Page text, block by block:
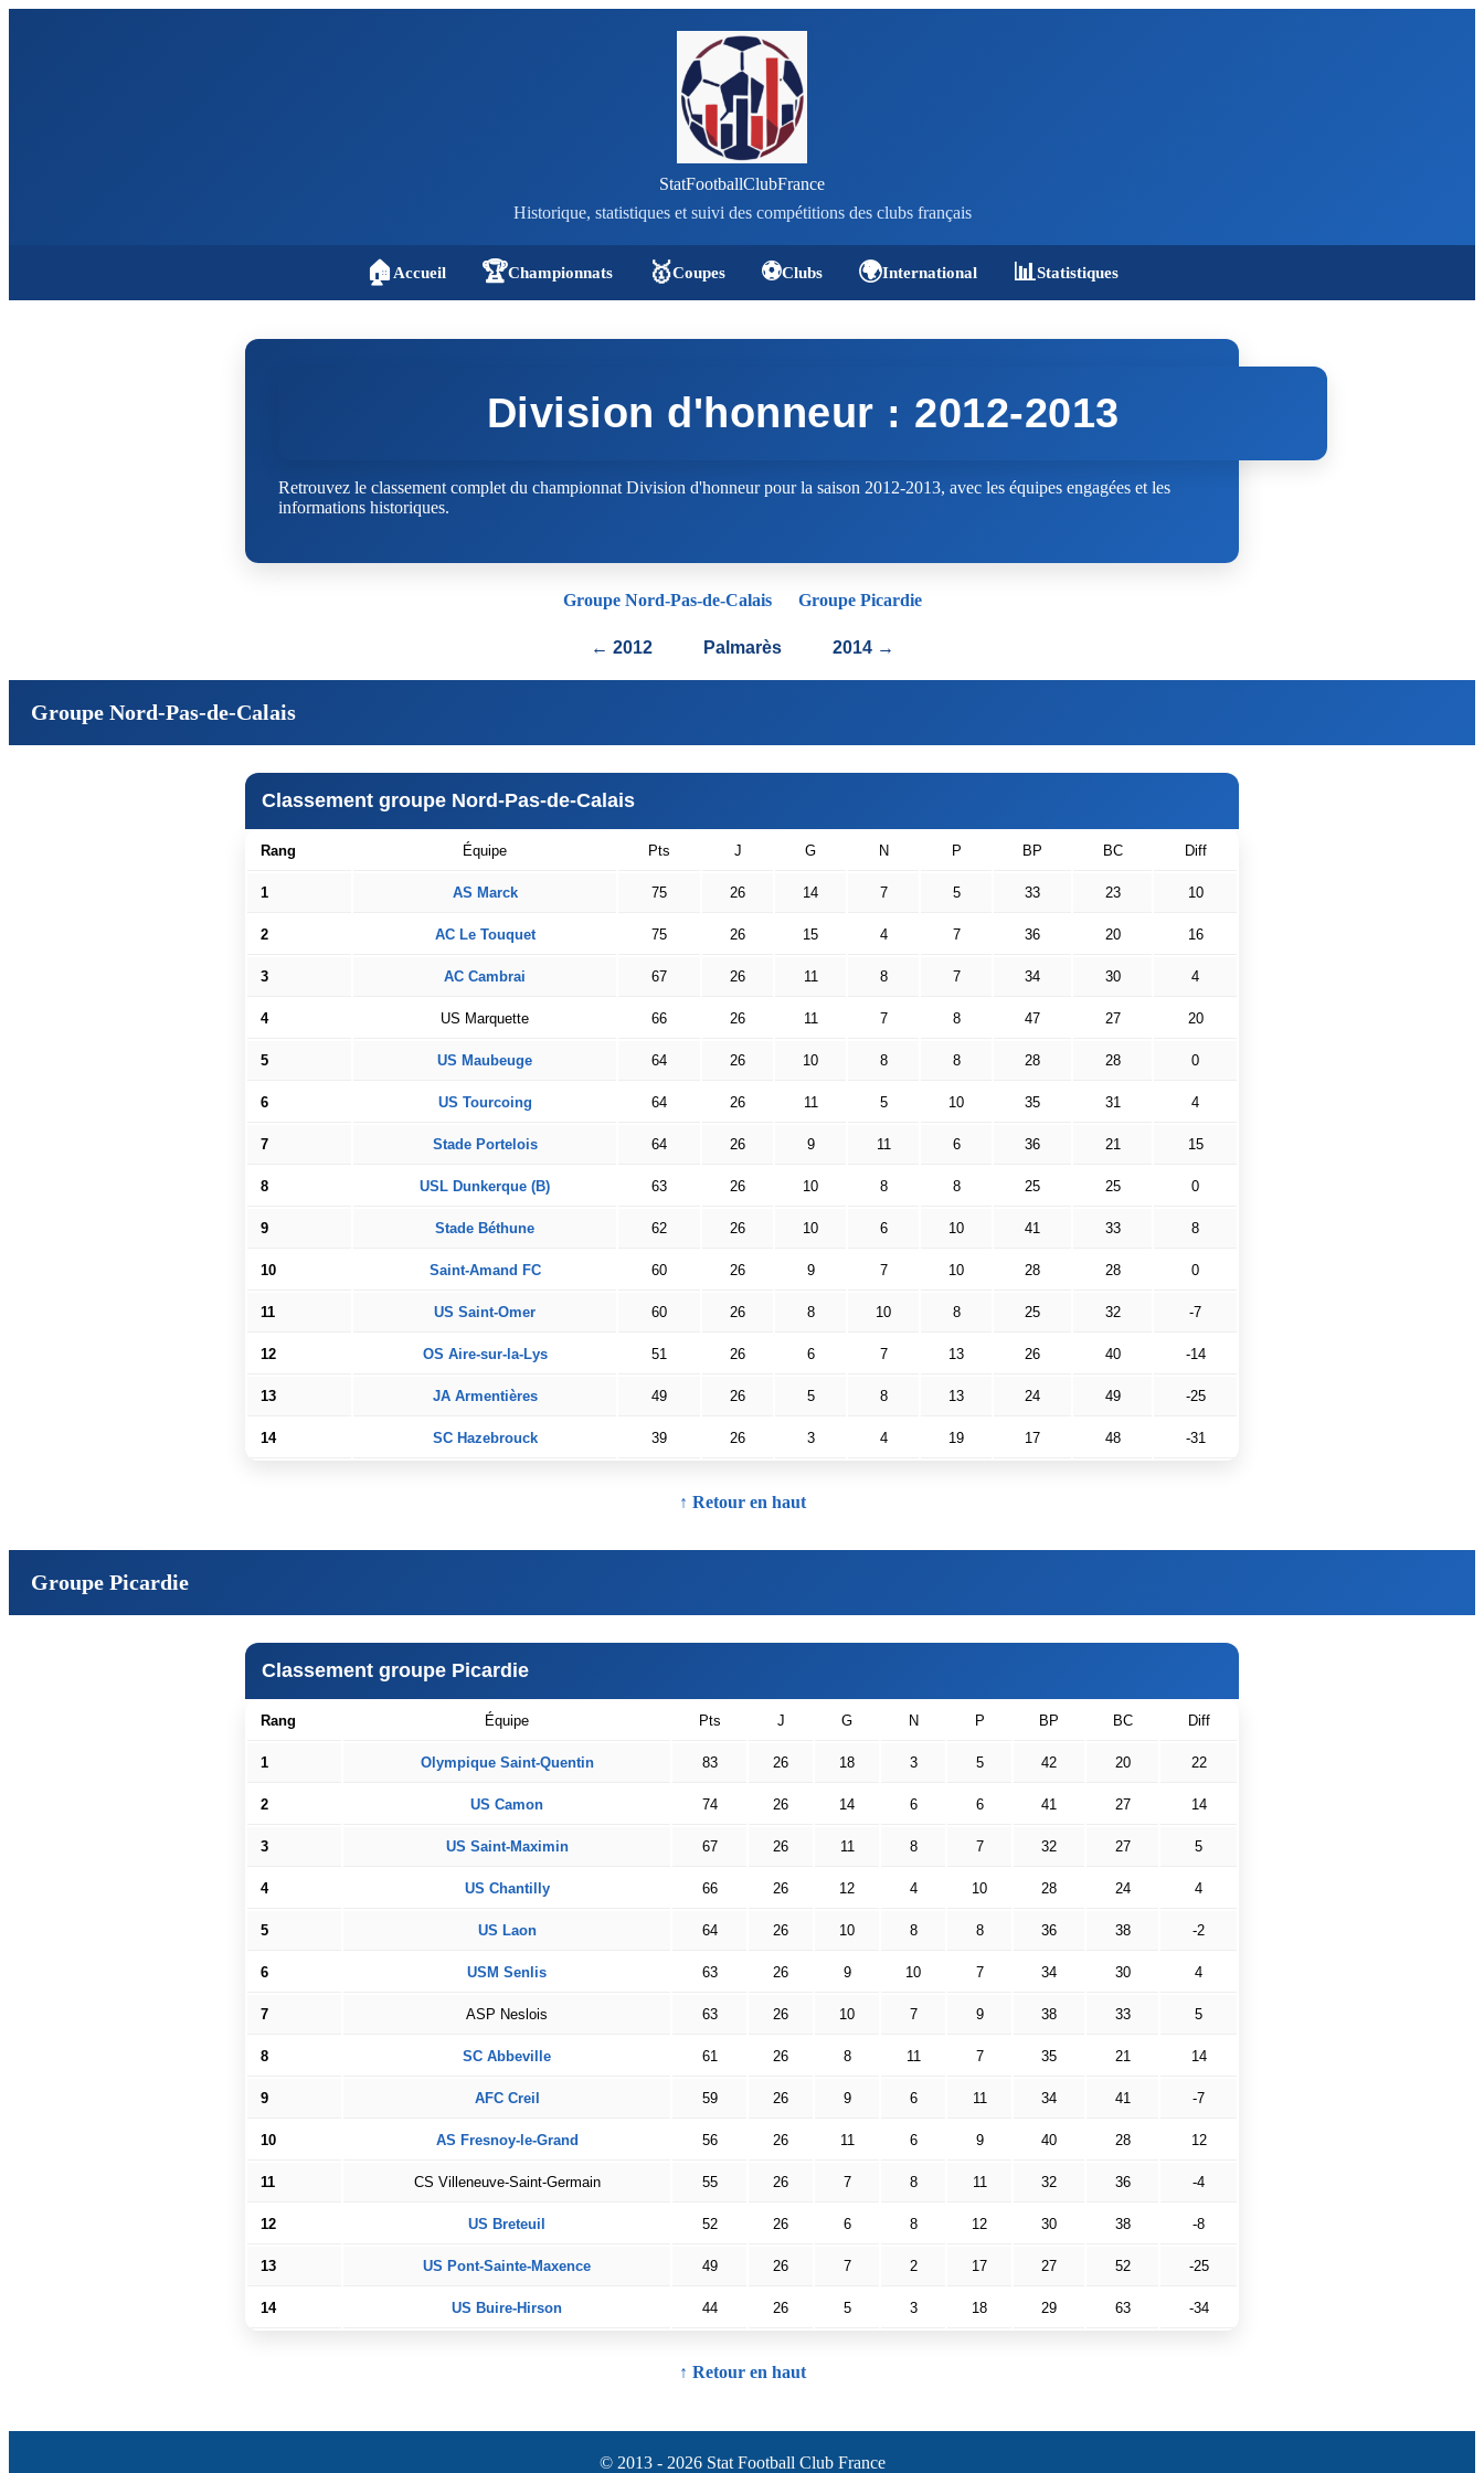
StatFootballClubFrance
Historique, statistiques et suivi des compétitions des clubs français
🏠 Accueil 🏆Championnats 🥇Coupes ⚽Clubs 🌍International 📊Statistiques
Division d'honneur : 2012-2013
Retrouvez le classement complet du championnat Division d'honneur pour la saison 2012-2013, avec les équipes engagées et les
informations historiques.
Groupe Nord-Pas-de-Calais Groupe Picardie
← 2012 Palmarès 2014 →
Groupe Nord-Pas-de-Calais
Classement groupe Nord-Pas-de-Calais
Rang Équipe Pts J G N P BP BC Diff
1 AS Marck 75 26 14 7 5 33 23 10
2 AC Le Touquet 75 26 15 4 7 36 20 16
3 AC Cambrai 67 26 11 8 7 34 30 4
4 US Marquette 66 26 11 7 8 47 27 20
5 US Maubeuge 64 26 10 8 8 28 28 0
6 US Tourcoing 64 26 11 5 10 35 31 4
7 Stade Portelois 64 26 9 11 6 36 21 15
8 USL Dunkerque (B) 63 26 10 8 8 25 25 0
9 Stade Béthune 62 26 10 6 10 41 33 8
10 Saint-Amand FC 60 26 9 7 10 28 28 0
11 US Saint-Omer 60 26 8 10 8 25 32 -7
12 OS Aire-sur-la-Lys 51 26 6 7 13 26 40 -14
13 JA Armentières 49 26 5 8 13 24 49 -25
14 SC Hazebrouck 39 26 3 4 19 17 48 -31
↑ Retour en haut
Groupe Picardie
Classement groupe Picardie
Rang Équipe Pts J G N P BP BC Diff
1 Olympique Saint-Quentin 83 26 18 3 5 42 20 22
2 US Camon 74 26 14 6 6 41 27 14
3 US Saint-Maximin 67 26 11 8 7 32 27 5
4 US Chantilly 66 26 12 4 10 28 24 4
5 US Laon 64 26 10 8 8 36 38 -2
6 USM Senlis 63 26 9 10 7 34 30 4
7 ASP Neslois 63 26 10 7 9 38 33 5
8 SC Abbeville 61 26 8 11 7 35 21 14
9 AFC Creil 59 26 9 6 11 34 41 -7
10 AS Fresnoy-le-Grand 56 26 11 6 9 40 28 12
11 CS Villeneuve-Saint-Germain 55 26 7 8 11 32 36 -4
12 US Breteuil 52 26 6 8 12 30 38 -8
13 US Pont-Sainte-Maxence 49 26 7 2 17 27 52 -25
14 US Buire-Hirson 44 26 5 3 18 29 63 -34
↑ Retour en haut
© 2013 - 2026 Stat Football Club France